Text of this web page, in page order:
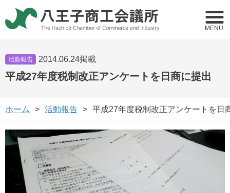
MENU
活動報告 2014.06.24掲載
平成27年度税制改正アンケートを日商に提出
ホーム 活動報告 平成27年度税制改正アンケートを日